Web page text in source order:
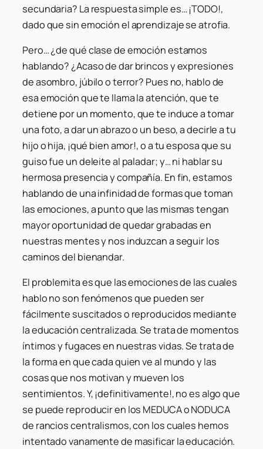
secundaria? La respuesta simple es… ¡TODO!,
dado que sin emoción el aprendizaje se atrofia.
Pero… ¿de qué clase de emoción estamos
hablando? ¿Acaso de dar brincos y expresiones
de asombro, júbilo o terror? Pues no, hablo de
esa emoción que te llama la atención, que te
detiene por un momento, que te induce a tomar
una foto, a dar un abrazo o un beso, a decirle a tu
hijo o hija, ¡qué bien amor!, o a tu esposa que su
guiso fue un deleite al paladar; y… ni hablar su
hermosa presencia y compañía. En fin, estamos
hablando de una infinidad de formas que toman
las emociones, a punto que las mismas tengan
mayor oportunidad de quedar grabadas en
nuestras mentes y nos induzcan a seguir los
caminos del bienandar.
El problemita es que las emociones de las cuales
hablo no son fenómenos que pueden ser
fácilmente suscitados o reproducidos mediante
la educación centralizada. Se trata de momentos
íntimos y fugaces en nuestras vidas. Se trata de
la forma en que cada quien ve al mundo y las
cosas que nos motivan y mueven los
sentimientos. Y, ¡definitivamente!, no es algo que
se puede reproducir en los MEDUCA o NODUCA
de rancios centralismos, con los cuales hemos
intentado vanamente de masificar la educación.